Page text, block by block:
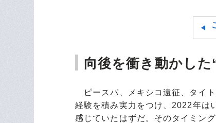
向後を衝き動かし
ピースパ、メキシコ遠征、タイト
経験を積み実力をつけ、2022年は
感じていたはずだ。そのタイミン